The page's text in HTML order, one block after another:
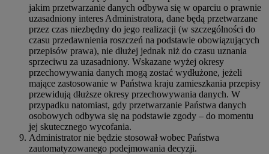
jakim przetwarzanie danych odbywa się w oparciu o prawnie
uzasadniony interes Administratora, dane będą przetwarzane
przez czas niezbędny do jego realizacji (w szczególności do
czasu przedawnienia roszczeń na podstawie obowiązujących
przepisów prawa), nie dłużej jednak niż do czasu uznania
sprzeciwu za uzasadniony. Wskazane wyżej okresy
przechowywania danych mogą zostać wydłużone, jeżeli
mające zastosowanie w Państwa kraju zamieszkania przepisy
przewidują dłuższe okresy przechowywania danych. W
przypadku natomiast, gdy przetwarzanie Państwa danych
osobowych odbywa się na podstawie zgody – do momentu
jej skutecznego wycofania.
Administrator nie będzie stosował wobec Państwa
zautomatyzowanego podejmowania decyzji.